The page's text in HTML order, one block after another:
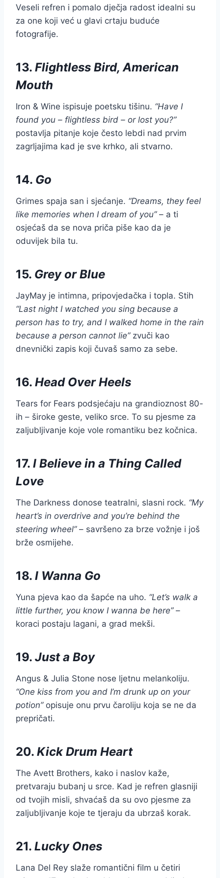
Veseli refren i pomalo dječja radost idealni su
za one koji već u glavi crtaju buduće
fotografije.
13. Flightless Bird, American
Mouth
Iron & Wine ispisuje poetsku tišinu. “Have I
found you – flightless bird – or lost you?”
postavlja pitanje koje često lebdi nad prvim
zagrljajima kad je sve krhko, ali stvarno.
14. Go
Grimes spaja san i sjećanje. “Dreams, they feel
like memories when I dream of you”– a ti
osjećaš da se nova priča piše kao da je
oduvijek bila tu.
15. Grey or Blue
JayMay je intimna, pripovjedačka i topla. Stih
“Last night I watched you sing because a
person has to try, and I walked home in the rain
because a person cannot lie”zvuči kao
dnevnički zapis koji čuvaš samo za sebe.
16. Head Over Heels
Tears for Fears podsjećaju na grandioznost 80-
ih – široke geste, veliko srce. To su pjesme za
zaljubljivanje koje vole romantiku bez kočnica.
17. I Believe in a Thing Called
Love
The Darkness donose teatralni, slasni rock. “My
heart’s in overdrive and you’re behind the
steering wheel”– savršeno za brze vožnje i još
brže osmijehe.
18. I Wanna Go
Yuna pjeva kao da šapće na uho. “Let’s walk a
little further, you know I wanna be here”–
koraci postaju lagani, a grad mekši.
19. Just a Boy
Angus & Julia Stone nose ljetnu melankoliju.
“One kiss from you and I’m drunk up on your
potion”opisuje onu prvu čaroliju koja se ne da
prepričati.
20. Kick Drum Heart
The Avett Brothers, kako i naslov kaže,
pretvaraju bubanj u srce. Kad je refren glasniji
od tvojih misli, shvaćaš da su ovo pjesme za
zaljubljivanje koje te tjeraju da ubrzaš korak.
21. Lucky Ones
Lana Del Rey slaže romantični film u četiri